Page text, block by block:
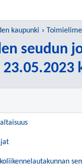
kaupunki
seudun